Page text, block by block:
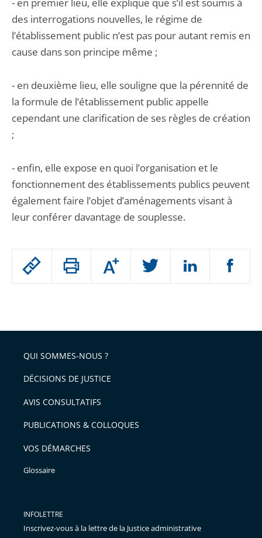
Passer
arriver
après
Augmenter
ou
l'article
pour
avant
des interrogations nouvelles, le régime de
l’établissement public n’est pas pour autant remis en
cause dans son principe même ;
- en deuxième lieu, elle souligne que la pérennité de
la formule de l’établissement public appelle
cependant une clarification de ses règles de création
;
- enfin, elle expose en quoi l’organisation et le
fonctionnement des établissements publics peuvent
également faire l’objet d’aménagements visant à
leur conférer davantage de souplesse.
QUI SOMMES-NOUS ?
DÉCISIONS DE JUSTICE
AVIS CONSULTATIFS
PUBLICATIONS & COLLOQUES
VOS DÉMARCHES
Glossaire
INFOLETTRE
Inscrivez-vous à la lettre de la Justice administrative